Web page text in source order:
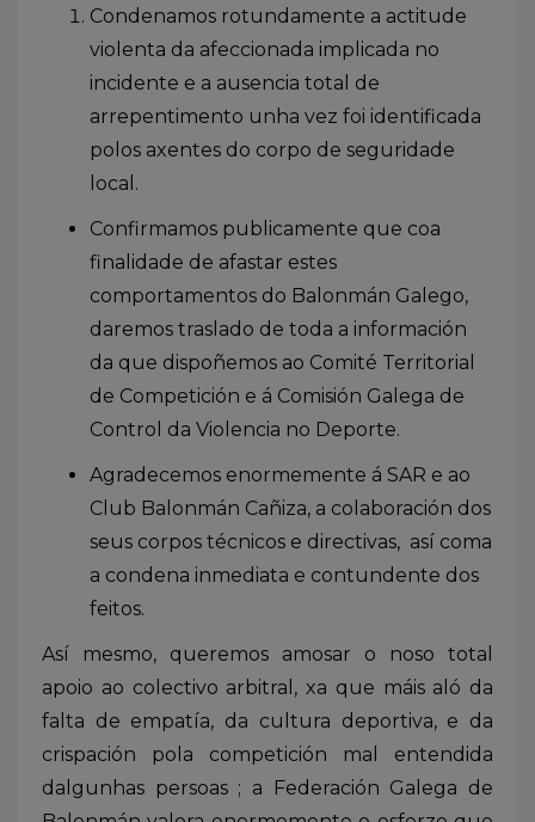
Condenamos rotundamente a actitude
violenta da afeccionada implicada no
incidente e a ausencia total de
arrepentimento unha vez foi identificada
polos axentes do corpo de seguridade
local.
Confirmamos publicamente que coa
finalidade de afastar estes
comportamentos do Balonmán Galego,
daremos traslado de toda a información
da que dispoñemos ao Comité Territorial
de Competición e á Comisión Galega de
Control da Violencia no Deporte.
Agradecemos enormemente á SAR e ao
Club Balonmán Cañiza, a colaboración dos
seus corpos técnicos e directivas, así coma
a condena inmediata e contundente dos
feitos.
Así mesmo, queremos amosar o noso total
apoio ao colectivo arbitral, xa que máis aló da
falta de empatía, da cultura deportiva, e da
crispación pola competición mal entendida
dalgunhas persoas ; a Federación Galega de